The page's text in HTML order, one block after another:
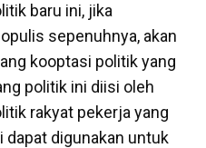
baru ini, jika
sepenuhnya, akan
kooptasi politik yang
politik ini diisi oleh
rakyat pekerja yang
dapat digunakan untuk